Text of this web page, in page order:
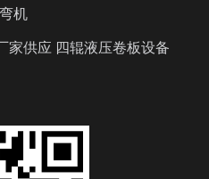
机
家供应 四辊液压卷板设备